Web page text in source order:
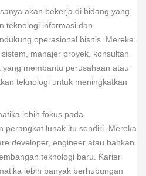
akan bekerja di bidang yang
teknologi informasi dan
operasional bisnis. Mereka
manajer proyek, konsultan
membantu perusahaan atau
teknologi untuk meningkatkan
lebih fokus pada
perangkat lunak itu sendiri. Mereka
developer, engineer atau bahkan
teknologi baru. Karier
lebih banyak berhubungan